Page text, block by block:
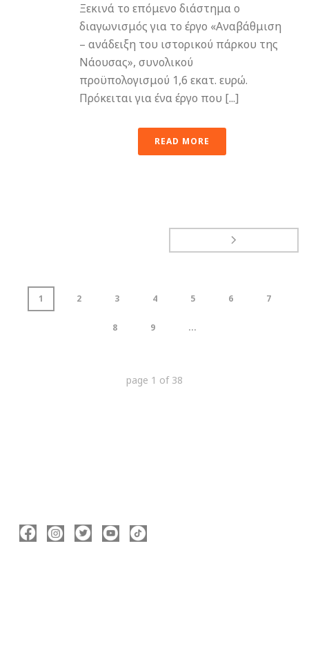
Ξεκινά το επόμενο διάστημα ο
διαγωνισμός για το έργο «Αναβάθμιση
– ανάδειξη του ιστορικού πάρκου της
Νάουσας», συνολικού
προϋπολογισμού 1,6 εκατ. ευρώ.
Πρόκειται για ένα έργο που [...]
READ MORE
1 2 3 4 5 6 7
8 9 ...
page 1 of 38